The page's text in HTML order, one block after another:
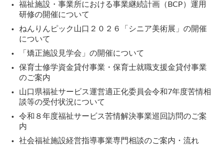
福祉施設・事業所における事業継続計画（BCP）運用
研修の開催について
ねんりんピック山口２０２６「シニア美術展」の開催
について
「矯正施設見学会」の開催について
保育士修学資金貸付事業・保育士就職支援金貸付事業
のご案内
山口県福祉サービス運営適正化委員会令和7年度苦情相
談等の受付状況について
令和８年度福祉サービス苦情解決事業巡回訪問のご案
内
社会福祉施設経営指導事業専門相談のご案内・流れ